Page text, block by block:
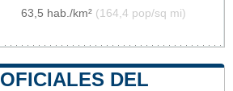
63,5 hab./km² (164,4 pop/sq mi)
DEL